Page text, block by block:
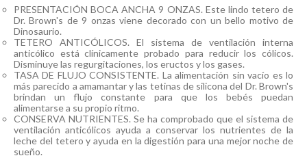
PRESENTACIÓN BOCA ANCHA 9 ONZAS. Este lindo tetero de
Dr. Brown's de 9 onzas viene decorado con un bello motivo de
Dinosaurio.
TETERO ANTICÓLICOS. El sistema de ventilación interna
anticólico está clínicamente probado para reducir los cólicos.
Disminuye las regurgitaciones, los eructos y los gases.
TASA DE FLUJO CONSISTENTE. La alimentación sin vacío es lo
más parecido a amamantar y las tetinas de silicona del Dr. Brown's
brindan un flujo constante para que los bebés puedan
alimentarse a su propio ritmo.
CONSERVA NUTRIENTES. Se ha comprobado que el sistema de
ventilación anticólicos ayuda a conservar los nutrientes de la
leche del tetero y ayuda en la digestión para una mejor noche de
sueño.